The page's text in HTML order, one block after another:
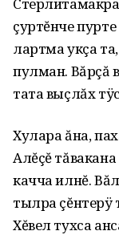
çуртĕнче
лартма укçа
пулман. Вăрçă
тата выçлăх
Хулара ăна,
Алĕçĕ
качча илнĕ.
тылра çĕнтерÿ
Хĕвел тухса